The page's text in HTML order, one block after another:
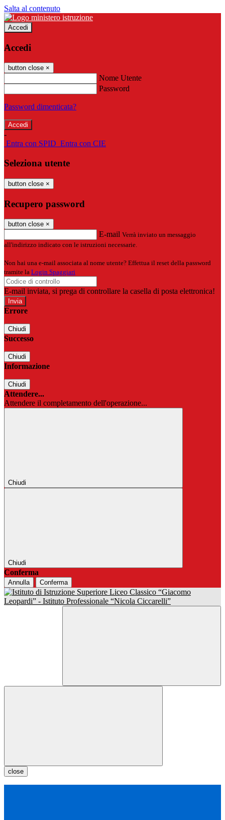
Salta al contenuto
Accedi
Accedi
button close ×
Nome Utente
Password
Password dimenticata?
-
Entra con SPID Entra con CIE
Seleziona utente
button close ×
Recupero password
button close ×
E-mail Verrà inviato un messaggio
all'indirizzo indicato con le istruzioni necessarie.
Non hai una e-mail associata al nome utente? Effettua il reset della password
tramite la Login Spaggiari
E-mail inviata, si prega di controllare la casella di posta elettronica!
Errore
Chiudi
Successo
Chiudi
Informazione
Chiudi
Attendere...
Attendere il completamento dell'operazione...
Chiudi
Chiudi
Conferma
Annulla Conferma
close